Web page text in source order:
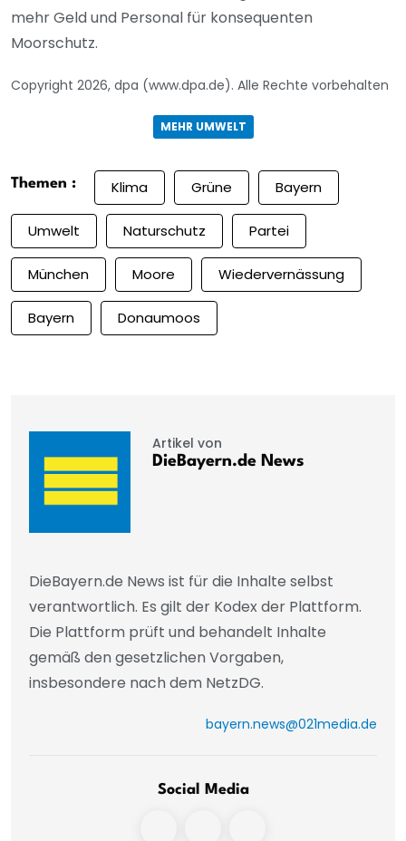
mehr Geld und Personal für konsequenten
Moorschutz.
Copyright 2026, dpa (www.dpa.de). Alle Rechte vorbehalten
MEHR UMWELT
Themen : Klima Grüne Bayern
Umwelt Naturschutz Partei
München Moore Wiedervernässung
Bayern Donaumoos
Artikel von
DieBayern.de News
DieBayern.de News ist für die Inhalte selbst
verantwortlich. Es gilt der Kodex der Plattform.
Die Plattform prüft und behandelt Inhalte
gemäß den gesetzlichen Vorgaben,
insbesondere nach dem NetzDG.
bayern.news@021media.de
Social Media